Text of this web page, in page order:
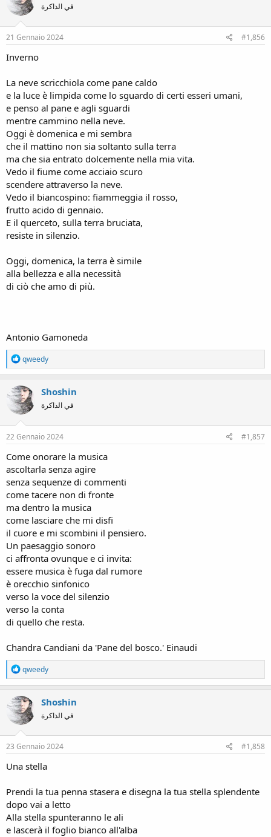
في الذاكرة
21 Gennaio 2024 #1,856
Inverno
La neve scricchiola come pane caldo
e la luce è limpida come lo sguardo di certi esseri umani,
e penso al pane e agli sguardi
mentre cammino nella neve.
Oggi è domenica e mi sembra
che il mattino non sia soltanto sulla terra
ma che sia entrato dolcemente nella mia vita.
Vedo il fiume come acciaio scuro
scendere attraverso la neve.
Vedo il biancospino: fiammeggia il rosso,
frutto acido di gennaio.
E il querceto, sulla terra bruciata,
resiste in silenzio.
Oggi, domenica, la terra è simile
alla bellezza e alla necessità
di ciò che amo di più.
Antonio Gamoneda
R
e
a
c
t
i
o
n
s
qweedy
Shoshin
في الذاكرة
22 Gennaio 2024 #1,857
Come onorare la musica
ascoltarla senza agire
senza sequenze di commenti
come tacere non di fronte
ma dentro la musica
come lasciare che mi disfi
il cuore e mi scombini il pensiero.
Un paesaggio sonoro
ci affronta ovunque e ci invita:
essere musica è fuga dal rumore
è orecchio sinfonico
verso la voce del silenzio
verso la conta
di quello che resta.
Chandra Candiani da 'Pane del bosco.' Einaudi
R
e
a
c
t
i
o
n
s
qweedy
Shoshin
في الذاكرة
23 Gennaio 2024 #1,858
Una stella
Prendi la tua penna stasera e disegna la tua stella splendente
dopo vai a letto
Alla stella spunteranno le ali
e lascerà il foglio bianco all'alba